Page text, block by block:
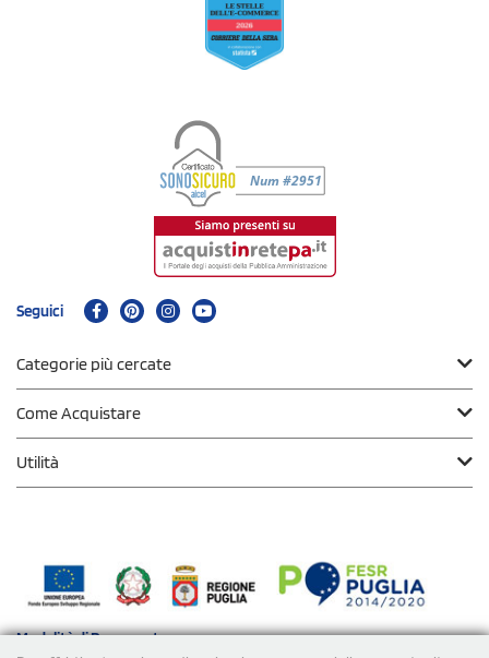
Seguici
Categorie più cercate
Come Acquistare
Utilità
Modalità diPagamento